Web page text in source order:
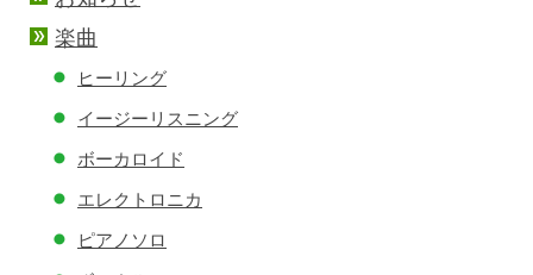
楽曲
ヒーリング
イージーリスニング
ボーカロイド
エレクトロニカ
ピアノソロ